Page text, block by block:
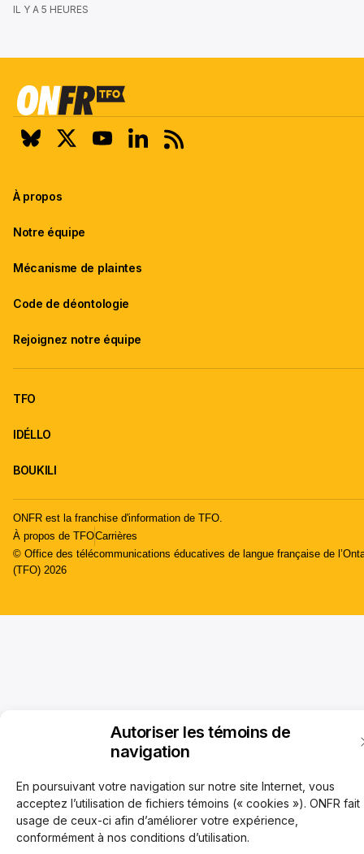
Autoriser les témoins de
navigation
En poursuivant votre navigation sur notre site Internet, vous
acceptez l’utilisation de fichiers témoins (« cookies »). ONFR fait
usage de ceux-ci afin d’améliorer votre expérience,
conformément à nos conditions d’utilisation.
IL Y A 5 HEURES
À propos
Notre équipe
Mécanisme de plaintes
Code de déontologie
Rejoignez notre équipe
TFO
IDÉLLO
BOUKILI
ONFR est la franchise d'information de TFO.
À propos de TFOCarrières
© Office des télécommunications éducatives de langue française de
(TFO) 2026